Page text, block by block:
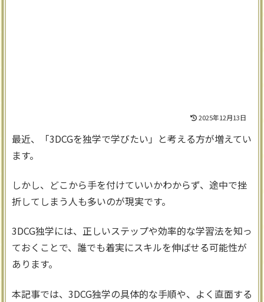
2025年12月13日
最近、「3DCGを独学で学びたい」と考える方が増えてい
ます。
しかし、どこから手を付けていいかわからず、途中で挫
折してしまう人も多いのが現実です。
3DCG独学には、正しいステップや効率的な学習法を知っ
ておくことで、誰でも着実にスキルを伸ばせる可能性が
あります。
本記事では、3DCG独学の具体的な手順や、よく直面する